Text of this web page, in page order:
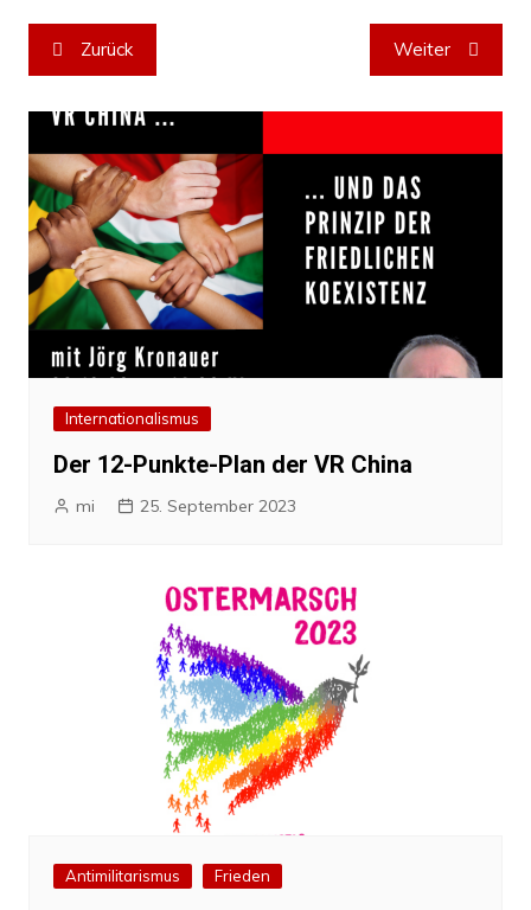
Beitragsnavigation
Zurück Weiter
Internationalismus
Der 12-Punkte-Plan der VR China
mi 25. September 2023
Antimilitarismus Frieden